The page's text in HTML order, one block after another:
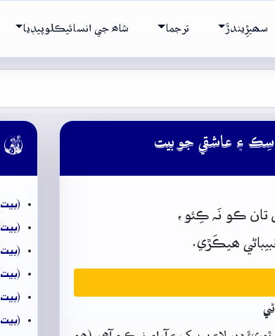
سھيڙِيندڙَ ترجما شاھ جي انسائيڪلوپيڊيا
۽ عاشقي جو بيت
تان ڪو نَہ ڪِئو،
ھيڪَڙي.

(بيت
(بيت
(بيت
(بيت
(بيت
(بيت